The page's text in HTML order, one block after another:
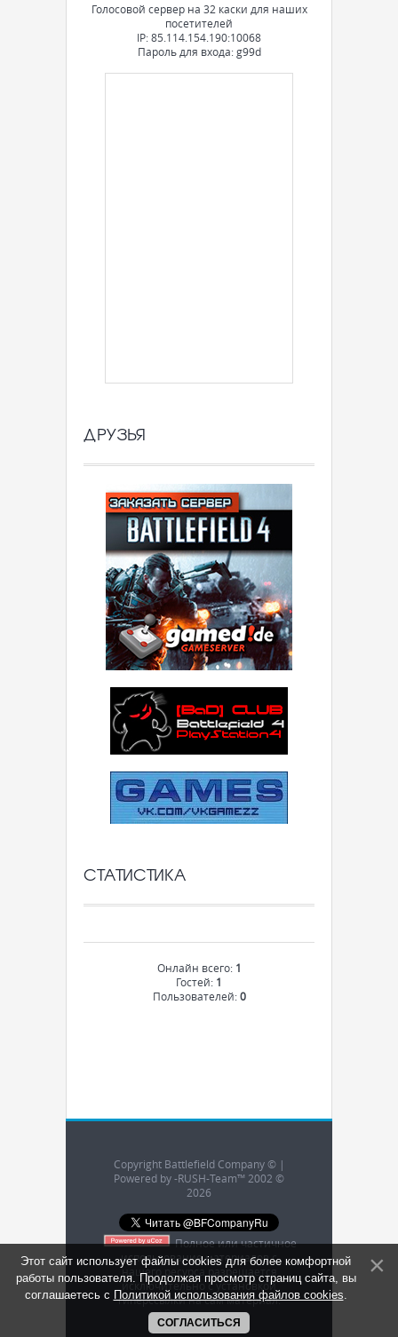
Голосовой сервер на 32 каски для наших
посетителей
IP: 85.114.154.190:10068
Пароль для входа: g99d
ДРУЗЬЯ
СТАТИСТИКА
Онлайн всего: 1
Гостей: 1
Пользователей:0
Copyright Battlefield Company © |
Powered by -RUSH-Team™ 2002 ©
2026
Полное или частичное
использование материалов с
нашего ресурса разрешается
исключительно с установкой
гиперссылки на сам материал.
Этот сайт использует файлы cookies для более комфортной
работы пользователя. Продолжая просмотр страниц сайта, вы
соглашаетесь с Политикой использования файлов cookies.
СОГЛАСИТЬСЯ